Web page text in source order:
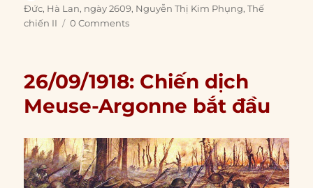
on
Đức, Hà Lan, ngày 2609, Nguyễn Thị Kim Phụng,Thế
chiến II
0 Comments
26/09/1918: Chiến dịch
Meuse-Argonne bắt đầu